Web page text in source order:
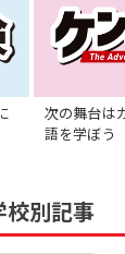
次の舞台は
語を学ぼう
校別記事